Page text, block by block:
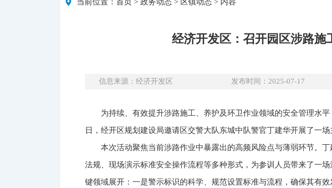
当前位置： 首页 > 政务动态 > 区镇动态 > 内容
经济开发区：召开园区涉路施
信息来源：经济开发区 发布时间：2025-07-17
为持续、有效提升涉路施工、养护及环卫作业领域的安全管理水
日，经开区规划建设局邀请区交警大队东城中队警官丁建华开展了一
本次活动聚焦当前涉路作业中暴露出的高频风险点与薄弱环节。
法规、现场演示标准安全操作流程等多种形式，为参训人员带来了一
键领域展开：一是警示标识的科学、规范设置标准与流程，确保其有